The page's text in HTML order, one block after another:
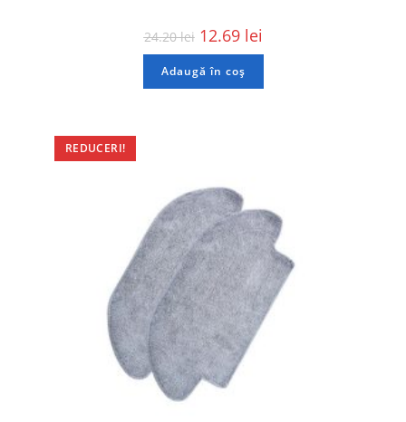
24.20lei 12.69 lei
Adaugă în coș
REDUCERI!